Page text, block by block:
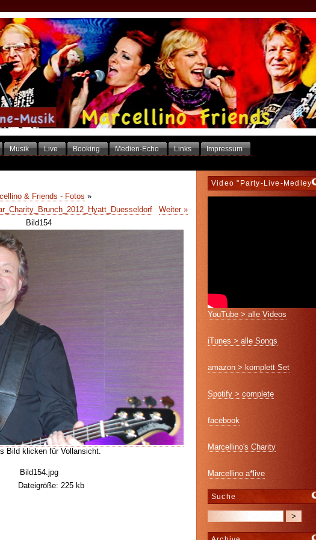
Musik Live Booking Medien-Echo Links
Impressum
& Friends - Fotos »
Weiter »
Bild154
Bild klicken für Vollansicht.
Bild154.jpg
Dateigröße: 225 kb
Video "Party-Live-Medley"
YouTube > alle Videos
iTunes > alle Songs
amazon > komplett Set
Spotify > complete
facebook
Marcellino's Charity
Marcellino a*live
Suche